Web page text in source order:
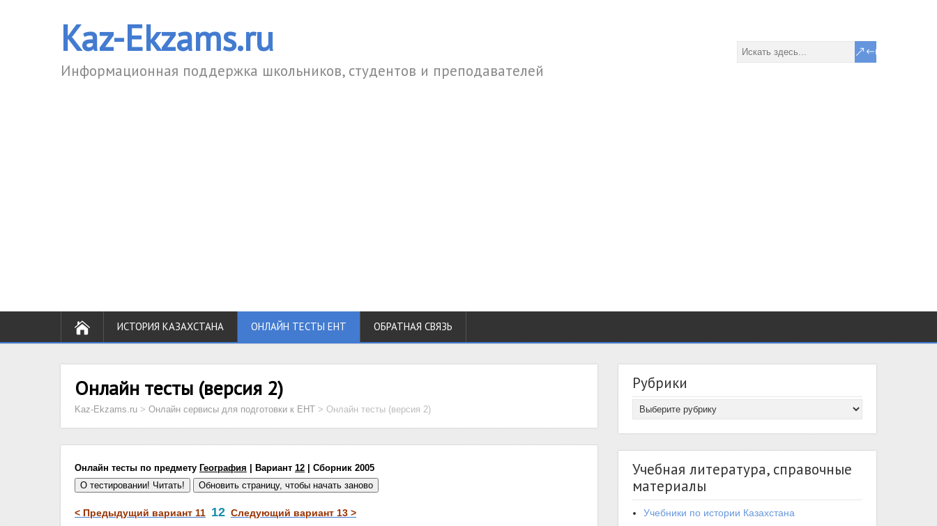
Kaz-Ekzams.ru
Информационная поддержка школьников, студентов и преподавателей
ИСТОРИЯ КАЗАХСТАНА ОНЛАЙН ТЕСТЫ ЕНТ ОБРАТНАЯ СВЯЗЬ
Онлайн тесты (версия 2)
Kaz-Ekzams.ru > Онлайн сервисы для подготовки к ЕНТ > Онлайн тесты (версия 2)
Онлайн тесты по предмету География | Вариант 12 | Сборник 2005
< Предыдущий вариант 11 12 Следующий вариант 13 >
Рубрики
Учебная литература, справочные
материалы
Учебники по истории Казахстана